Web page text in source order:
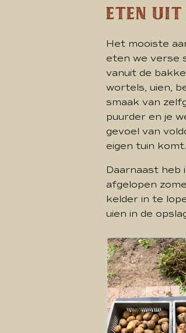
Eten
Het mooiste
eten we verse
vanuit de
wortels, uien,
smaak van
puurder en je
gevoel van
eigen tuin komt.
Daarnaast heb
afgelopen
kelder in te
uien in de